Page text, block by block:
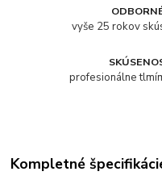
vyše 25 rokov
profesionálne
Kompletné